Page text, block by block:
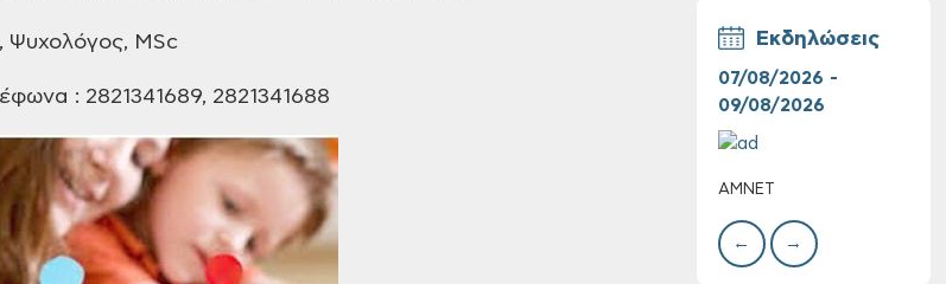
Ψυχολόγος, ΜSc
: 2821341689, 2821341688
Εκδηλώσεις
07/08/2026 -
09/08/2026
ΑΜΝΕΤ
← →